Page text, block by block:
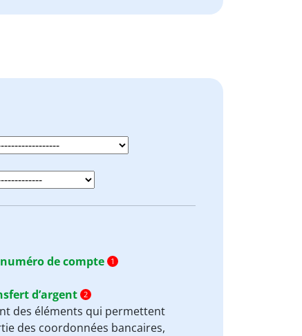
de compte 1
d’argent 2
des éléments qui permettent
des coordonnées bancaires,